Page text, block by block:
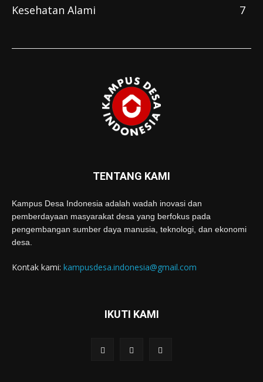
Kesehatan Alami
7
TENTANG KAMI
Kampus Desa Indonesia adalah wadah inovasi dan
pemberdayaan masyarakat desa yang berfokus pada
pengembangan sumber daya manusia, teknologi, dan ekonomi
desa.
Kontak kami: kampusdesa.indonesia@gmail.com
IKUTI KAMI